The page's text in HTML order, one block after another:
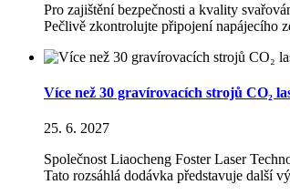
Pro zajištění bezpečnosti a kvality
Pečlivě zkontrolujte připojení napájecího
Více než 30 gravírovacích strojů CO₂
25. 6. 2027
Společnost Liaocheng Foster Laser
Tato rozsáhlá dodávka představuje další